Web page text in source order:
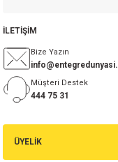
ÜYELİK
İLETİŞİM
Bize Yazın
Müşteri Destek
444 75 31